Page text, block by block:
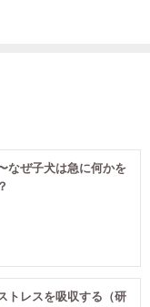
なぜ子犬は急に何かを
トレスを吸収する（研